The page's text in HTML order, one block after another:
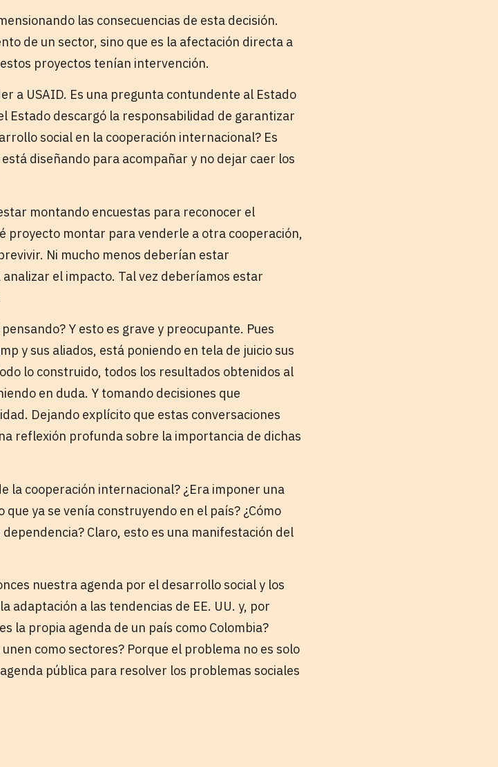
las consecuencias de esta decisión.
de un sector, sino que es la afectación directa a
proyectos tenían intervención.
a USAID. Es una pregunta contundente al Estado
Estado descargó la responsabilidad de garantizar
social en la cooperación internacional? Es
diseñando para acompañar y no dejar caer los
montando encuestas para reconocer el
proyecto montar para venderle a otra cooperación,
Ni mucho menos deberían estar
el impacto. Tal vez deberíamos estar
Y esto es grave y preocupante. Pues
y sus aliados, está poniendo en tela de juicio sus
lo construido, todos los resultados obtenidos al
en duda. Y tomando decisiones que
Dejando explícito que estas conversaciones
reflexión profunda sobre la importancia de dichas
la cooperación internacional? ¿Era imponer una
ya se venía construyendo en el país? ¿Cómo
Claro, esto es una manifestación del
nuestra agenda por el desarrollo social y los
adaptación a las tendencias de EE. UU. y, por
la propia agenda de un país como Colombia?
como sectores? Porque el problema no es solo
pública para resolver los problemas sociales